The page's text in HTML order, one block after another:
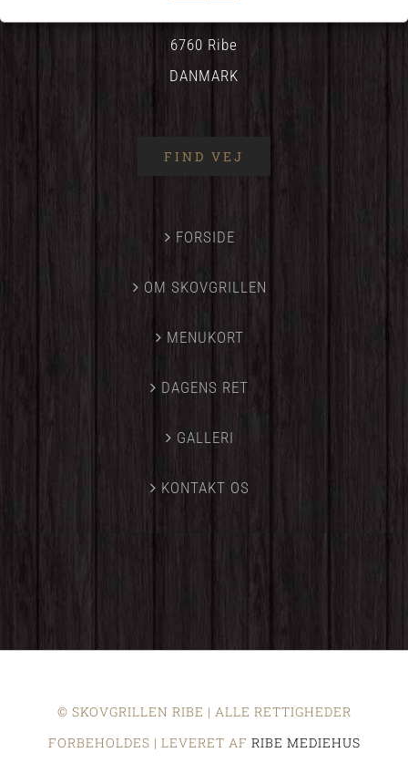
6760 Ribe
DANMARK
FIND VEJ
FORSIDE
OM SKOVGRILLEN
MENUKORT
DAGENS RET
GALLERI
KONTAKT OS
© SKOVGRILLEN RIBE | ALLE RETTIGHEDER
FORBEHOLDES | LEVERET AF RIBE MEDIEHUS